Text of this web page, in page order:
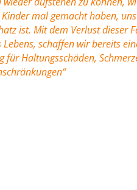
mal gemacht haben,
ist. Mit dem Verlust dieser
Lebens, schaffen wir bereits
für Haltungsschäden,